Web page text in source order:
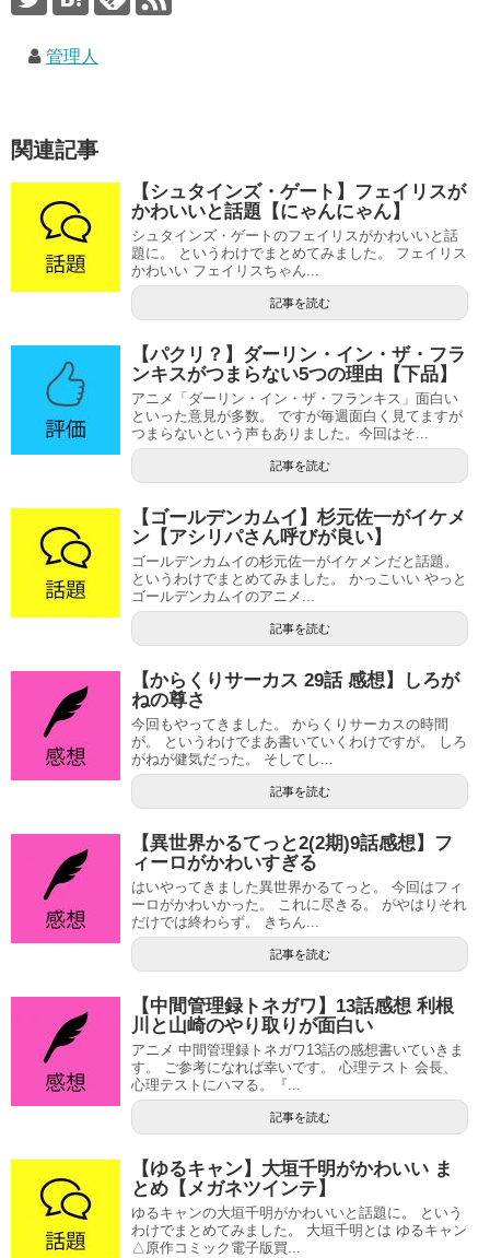
管理人
関連記事
【シュタインズ・ゲート】フェイリスが
かわいいと話題【にゃんにゃん】
シュタインズ・ゲートのフェイリスがかわいいと話
題に。 というわけでまとめてみました。 フェイリス
かわいい フェイリスちゃん...
記事を読む
【パクリ？】ダーリン・イン・ザ・フラ
ンキスがつまらない5つの理由【下品】
アニメ「ダーリン・イン・ザ・フランキス」面白い
といった意見が多数。 ですが毎週面白く見てますが
つまらないという声もありました。今回はそ...
記事を読む
【ゴールデンカムイ】杉元佐一がイケメ
ン【アシリパさん呼びが良い】
ゴールデンカムイの杉元佐一がイケメンだと話題。
というわけでまとめてみました。 かっこいい やっと
ゴールデンカムイのアニメ...
記事を読む
【からくりサーカス 29話 感想】しろが
ねの尊さ
今回もやってきました。 からくりサーカスの時間
が。 というわけでまあ書いていくわけですが。 しろ
がねが健気だった。 そしてし...
記事を読む
【異世界かるてっと2(2期)9話感想】フ
ィーロがかわいすぎる
はいやってきました異世界かるてっと。 今回はフィ
ーロがかわいかった。 これに尽きる。 がやはりそれ
だけでは終わらず。 きちん...
記事を読む
【中間管理録トネガワ】13話感想 利根
川と山崎のやり取りが面白い
アニメ 中間管理録トネガワ13話の感想書いていきま
す。 ご参考になれば幸いです。 心理テスト 会長、
心理テストにハマる。『...
記事を読む
【ゆるキャン】大垣千明がかわいい ま
とめ【メガネツインテ】
ゆるキャンの大垣千明がかわいいと話題に。 という
わけでまとめてみました。 大垣千明とは ゆるキャン
△原作コミック電子版買...